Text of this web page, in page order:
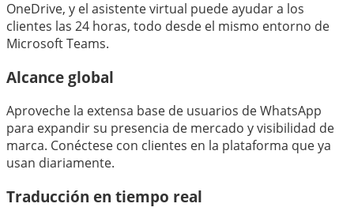
OneDrive, y el asistente virtual puede ayudar a los
clientes las 24 horas, todo desde el mismo entorno de
Microsoft Teams.
Alcance global
Aproveche la extensa base de usuarios de WhatsApp
para expandir su presencia de mercado y visibilidad de
marca. Conéctese con clientes en la plataforma que ya
usan diariamente.
Traducción en tiempo real